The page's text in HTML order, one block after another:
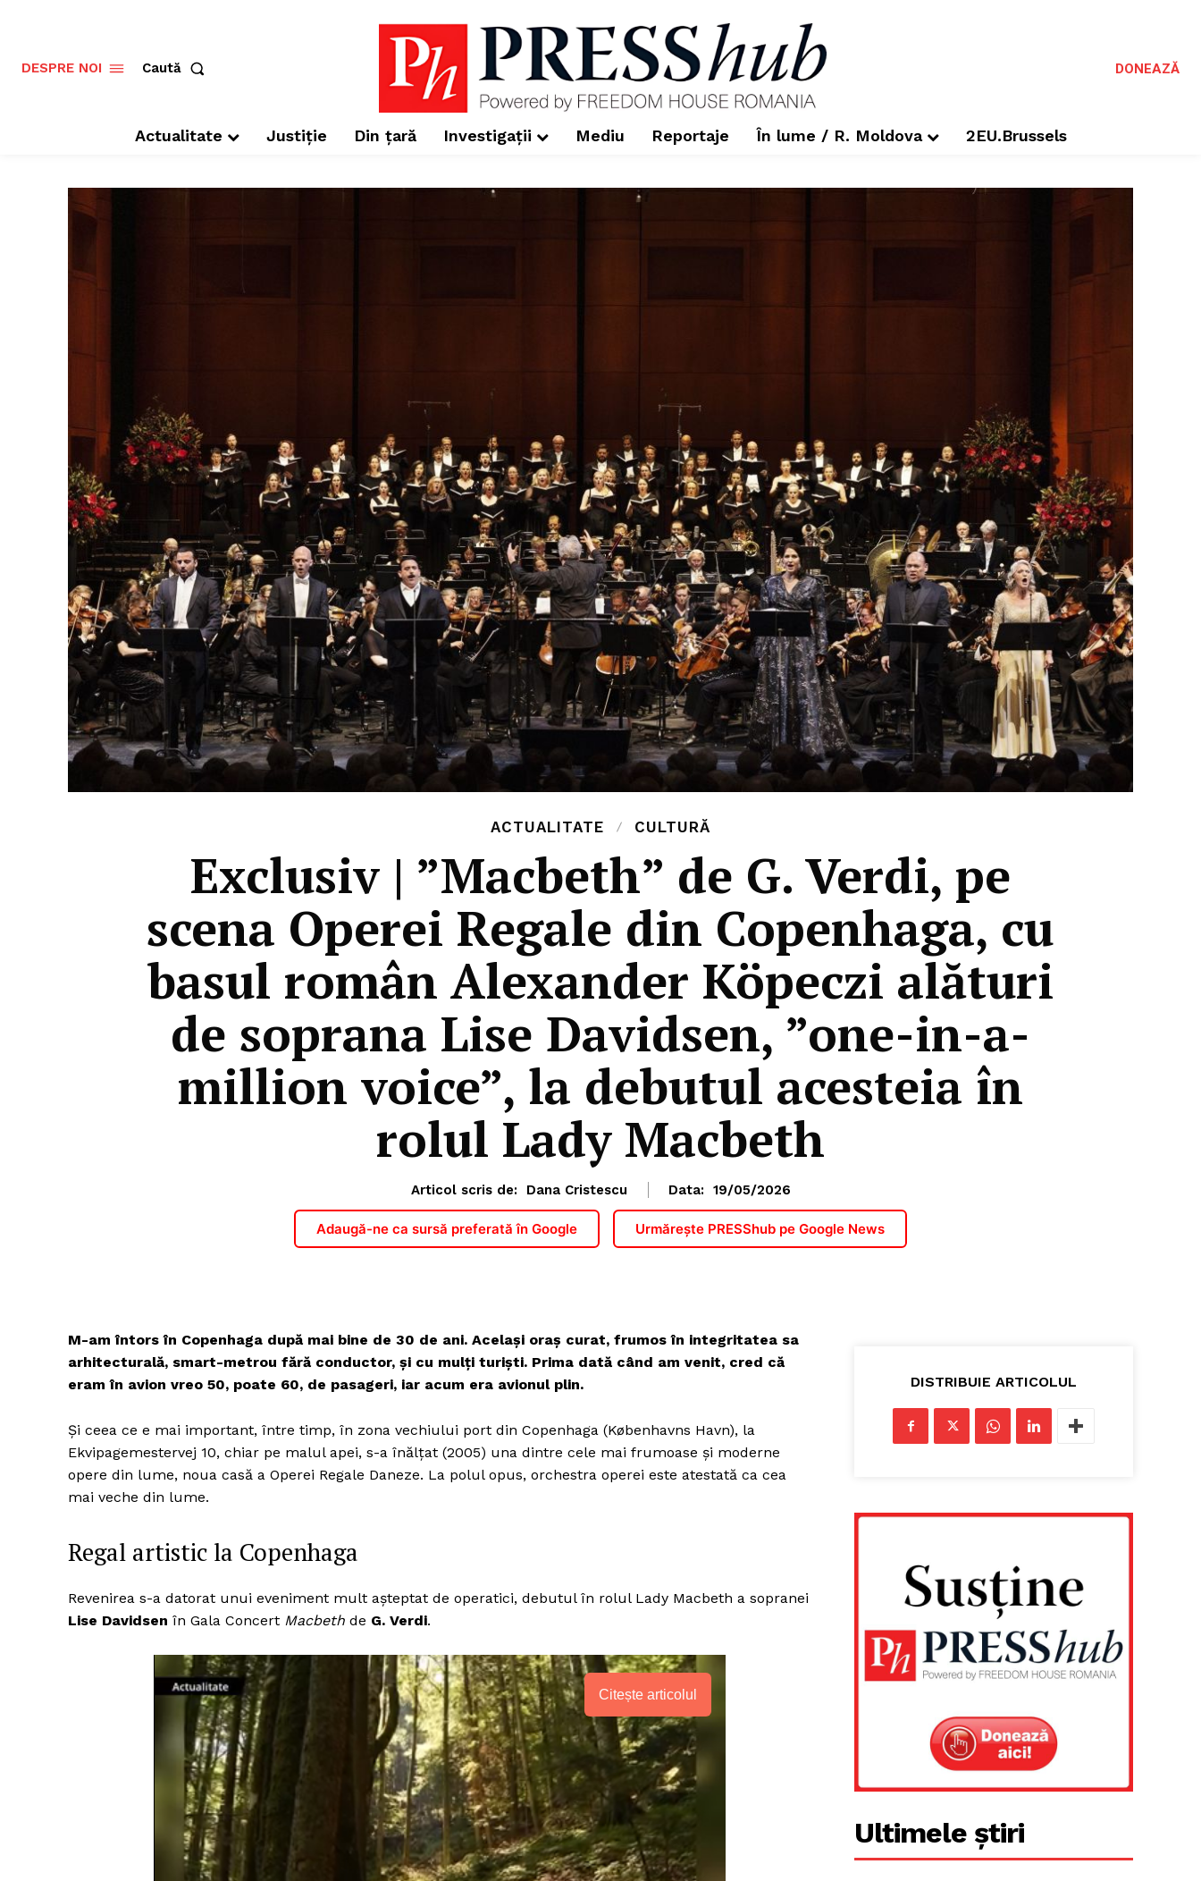
DESPRE NOI Caută DONEAZĂ
Actualitate Justiție Din țară Investigații Mediu Reportaje În lume / R. Moldova 2EU.Brussels
ACTUALITATE CULTURĂ
Exclusiv | ”Macbeth” de G. Verdi, pe
scena Operei Regale din Copenhaga, cu
basul român Alexander Köpeczi alături
de soprana Lise Davidsen, ”one-in-a-
million voice”, la debutul acesteia în
rolul Lady Macbeth
Articol scris de: Dana Cristescu Data: 19/05/2026
Adaugă-ne ca sursă preferată în Google Urmărește PRESShub pe Google News
M-am întors în Copenhaga după mai bine de 30 de ani. Același oraș curat, frumos în integritatea sa
arhitecturală, smart-metrou fără conductor, și cu mulți turiști. Prima dată când am venit, cred că
eram în avion vreo 50, poate 60, de pasageri, iar acum era avionul plin.
Și ceea ce e mai important, între timp, în zona vechiului port din Copenhaga (Københavns Havn), la
Ekvipagemestervej 10, chiar pe malul apei, s-a înălțat (2005) una dintre cele mai frumoase și moderne
opere din lume, noua casă a Operei Regale Daneze. La polul opus, orchestra operei este atestată ca cea
mai veche din lume.
Regal artistic la Copenhaga
Revenirea s-a datorat unui eveniment mult așteptat de operatici, debutul în rolul Lady Macbeth a sopranei
Lise Davidsen în Gala Concert Macbeth de G. Verdi.
Citește articolul
DISTRIBUIE ARTICOLUL
Ultimele știri